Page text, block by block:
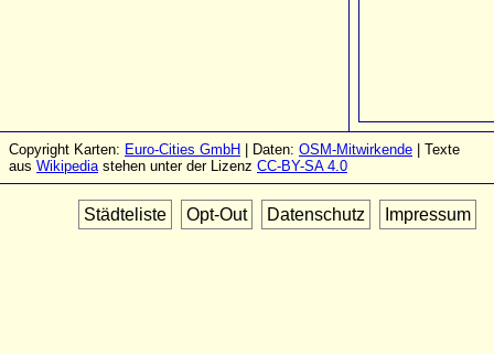
Copyright Karten: Euro-Cities GmbH | Daten: OSM-Mitwirkende | Texte
aus Wikipediastehen unter der Lizenz CC-BY-SA 4.0
Städteliste Opt-Out Datenschutz Impressum